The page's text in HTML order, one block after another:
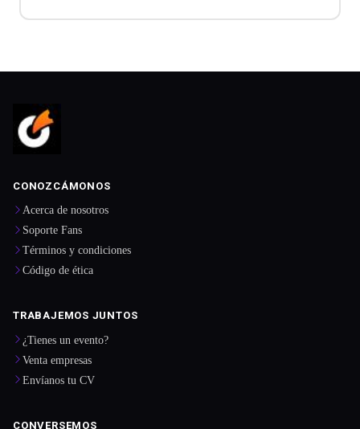
CONOZCÁMONOS
Acerca de nosotros
Soporte Fans
Términos y condiciones
Código de ética
TRABAJEMOS JUNTOS
¿Tienes un evento?
Venta empresas
Envíanos tu CV
CONVERSEMOS